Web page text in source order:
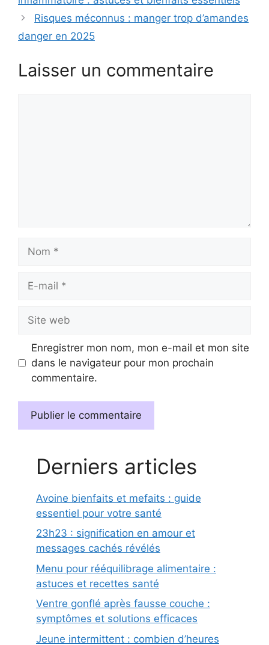
Risques méconnus : manger trop d’amandes
danger en 2025
Laisser un commentaire
Nom
Site
web
Enregistrer mon nom, mon e-mail et mon site
dans le navigateur pour mon prochain
commentaire.
Derniers articles
Avoine bienfaits et mefaits : guide
essentiel pour votre santé
23h23 : signification en amour et
messages cachés révélés
Menu pour rééquilibrage alimentaire :
astuces et recettes santé
Ventre gonflé après fausse couche :
symptômes et solutions efficaces
Jeune intermittent : combien d’heures